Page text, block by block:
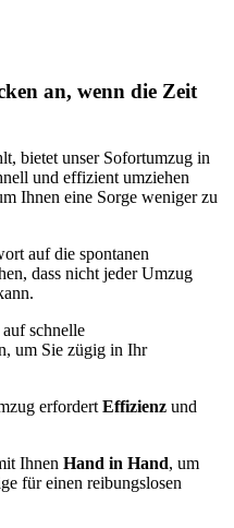
an, wenn die Zeit
bietet unser Sofortumzug in
und effizient umziehen
Ihnen eine Sorge weniger zu
auf die spontanen
dass nicht jeder Umzug
schnelle
um Sie zügig in Ihr
erfordert Effizienz und
Ihnen Hand in Hand, um
für einen reibungslosen